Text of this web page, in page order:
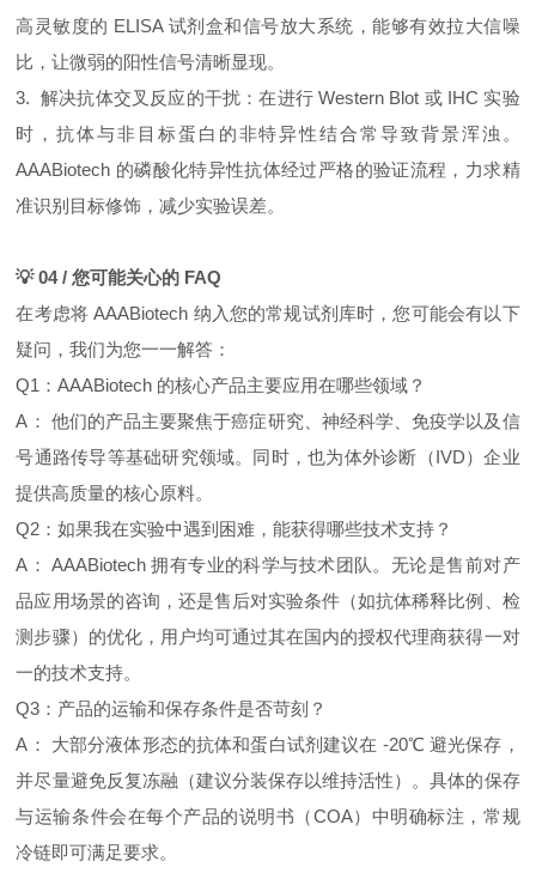
高灵敏度的 ELISA 试剂盒和信号放大系统，能够有效拉大信噪
比，让微弱的阳性信号清晰显现。
3. 解决抗体交叉反应的干扰：在进行 Western Blot 或 IHC 实验
时，抗体与非目标蛋白的非特异性结合常导致背景浑浊。
AAABiotech 的磷酸化特异性抗体经过严格的验证流程，力求精
准识别目标修饰，减少实验误差。
💡 04 / 您可能关心的 FAQ
在考虑将 AAABiotech 纳入您的常规试剂库时，您可能会有以下
疑问，我们为您一一解答：
Q1：AAABiotech 的核心产品主要应用在哪些领域？
A： 他们的产品主要聚焦于癌症研究、神经科学、免疫学以及信
号通路传导等基础研究领域。同时，也为体外诊断（IVD）企业
提供高质量的核心原料。
Q2：如果我在实验中遇到困难，能获得哪些技术支持？
A： AAABiotech 拥有专业的科学与技术团队。无论是售前对产
品应用场景的咨询，还是售后对实验条件（如抗体稀释比例、检
测步骤）的优化，用户均可通过其在国内的授权代理商获得一对
一的技术支持。
Q3：产品的运输和保存条件是否苛刻？
A： 大部分液体形态的抗体和蛋白试剂建议在 -20℃ 避光保存，
并尽量避免反复冻融（建议分装保存以维持活性）。具体的保存
与运输条件会在每个产品的说明书（COA）中明确标注，常规
冷链即可满足要求。